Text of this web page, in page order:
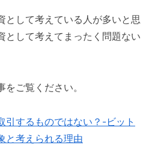
として考えている人が多いと思
として考えてまったく問題ない
ご覧ください。
引するものではない？-ビット
と考えられる理由